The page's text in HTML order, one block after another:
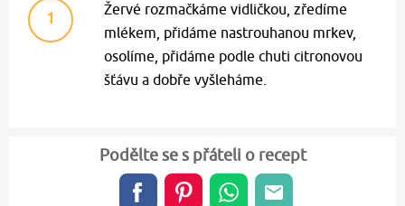
1
Žervé rozmačkáme vidličkou, zředíme
mlékem, přidáme nastrouhanou mrkev,
osolíme, přidáme podle chuti citronovou
šťávu a dobře vyšleháme.
Podělte se s přáteli o recept